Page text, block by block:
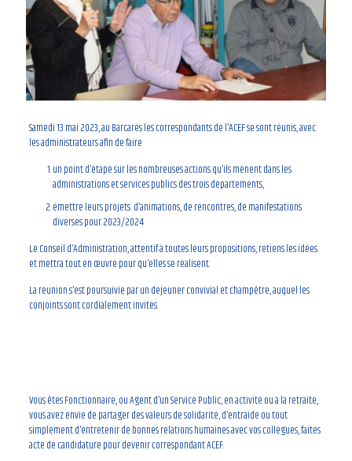
Samedi 13 mai 2023, au Barcarès les correspondants de l’ACEF se sont réunis, avec
les administrateurs afin de faire
un point d’étape sur les nombreuses actions qu’ils mènent dans les
administrations et services publics des trois départements,
émettre leurs projets d’animations, de rencontres, de manifestations
diverses pour 2023/2024
Le Conseil d’Administration, attentif à toutes leurs propositions, retiens les idées
et mettra tout en œuvre pour qu’elles se réalisent.
La réunion s’est poursuivie par un déjeuner convivial et champêtre, auquel les
conjoints sont cordialement invités.
Vous êtes Fonctionnaire, ou Agent d’un Service Public, en activité ou à la retraite,
vous avez envie de partager des valeurs de solidarité, d’entraide ou tout
simplement d’entretenir de bonnes relations humaines avec vos collègues, faites
acte de candidature pour devenir correspondant ACEF.